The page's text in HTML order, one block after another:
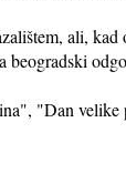
ali,
"Dan